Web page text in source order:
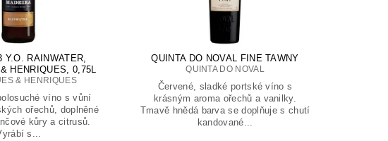
Y.O. RAINWATER,
HENRIQUES, 0,75L
& HENRIQUES
víno s vůní
ořechů, doplněné
kůry a citrusů.
s...
QUINTA DO NOVAL FINE TAWNY
QUINTA DO NOVAL
Červené, sladké portské víno s
krásným aroma ořechů a vanilky.
Tmavě hnědá barva se doplňuje s chutí
kandované...